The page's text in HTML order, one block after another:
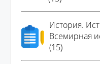
История.
Всемирная
(15)